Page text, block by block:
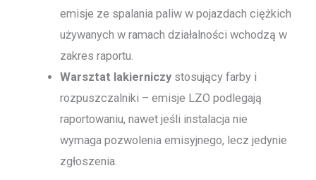
emisje ze spalania paliw w pojazdach ciężkich
używanych w ramach działalności wchodzą w
zakres raportu.
Warsztat lakierniczystosujący farby i
rozpuszczalniki – emisje LZO podlegają
raportowaniu, nawet jeśli instalacja nie
wymaga pozwolenia emisyjnego, lecz jedynie
zgłoszenia.